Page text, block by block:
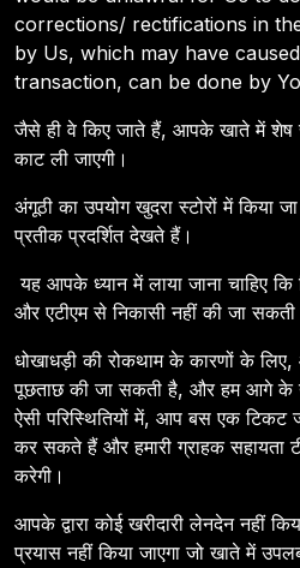
corrections/ rectifications in
by Us, which may have
transaction, can be done by
जैसे ही वे किए जाते हैं, आपके खाते में
काट ली जाएगी।
अंगूठी का उपयोग खुदरा स्टोरों में किया
प्रतीक प्रदर्शित देखते हैं।
यह आपके ध्यान में लाया जाना चाहिए
और एटीएम से निकासी नहीं की जा सकती
धोखाधड़ी की रोकथाम के कारणों के
पूछताछ की जा सकती है, और हम आगे के
ऐसी परिस्थितियों में, आप बस एक टिकट
कर सकते हैं और हमारी ग्राहक
करेगी।
आपके द्वारा कोई खरीदारी लेनदेन नहीं
प्रयास नहीं किया जाएगा जो खाते में